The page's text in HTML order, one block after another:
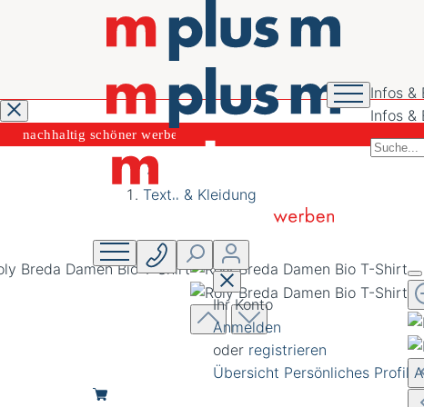
Infos &
Infos &
Ihr Konto
Anmelden
oder registrieren
Übersicht Persönliches Profil
nachhaltig schöner werben
Textil & Kleidung